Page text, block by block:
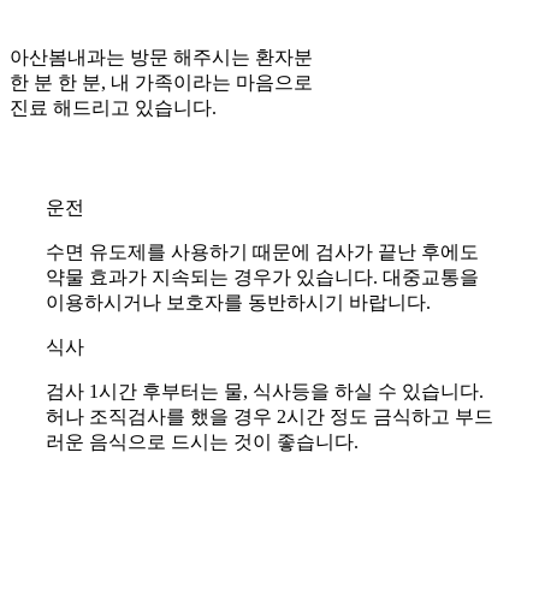
아산봄내과는 방문 해주시는 환자분
한 분 한 분, 내 가족이라는 마음으로
진료 해드리고 있습니다.
운전
수면 유도제를 사용하기 때문에 검사가 끝난 후에도
약물 효과가 지속되는 경우가 있습니다. 대중교통을
이용하시거나 보호자를 동반하시기 바랍니다.
식사
검사 1시간 후부터는 물, 식사등을 하실 수 있습니다.
허나 조직검사를 했을 경우 2시간 정도 금식하고 부드
러운 음식으로 드시는 것이 좋습니다.